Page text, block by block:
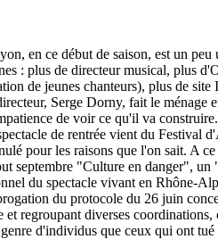
en ce début de saison, est un peu
: plus de directeur musical, plus
de jeunes chanteurs), plus de site
Serge Dorny, fait le ménage
de voir ce qu'il va
de rentrée vient du Festival
pour les raisons que l'on sait. A
septembre "Culture en danger", un
du spectacle vivant en Rhône-
du protocole du 26 juin
et regroupant diverses coordinations,
d'individus que ceux qui ont tué